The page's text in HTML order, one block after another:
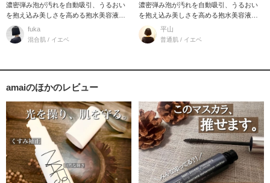
濃密弾み泡が汚れを自動吸引、うるおい
を抱え込み美しさを高める抱水美容液洗
顔。 糸を引くほ
fuka
混合肌 / イエベ
濃密弾み泡が汚れを自動吸引、うるおい
を抱え込み美しさを高める抱水美容液洗
顔。 糸を引くほ
平山
普通肌 / イエベ
amaiのほかのレビュー